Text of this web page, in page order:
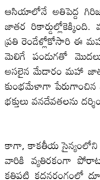
ఆసియాలోనే అతిపెద్ద
జాతర
ప్రతి రెండేళ్లోకోసారి ఈ
మెలిగే పండుగతో
అసలైన మేడారం మహా
కుంభమేళాగా
భక్తులు వనదేవతలను
కాగా, కాకతీయ సైన్యంలోని
వారికి వ్యతిరకంగా
కత్తిపట్టి కదనరంగంలో